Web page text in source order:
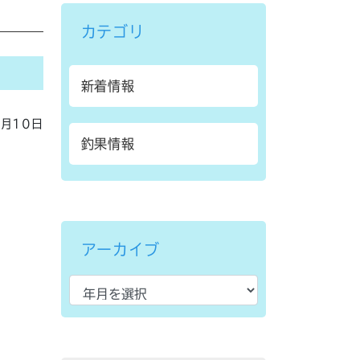
10日
カテゴリ
新着情報
釣果情報
アーカイブ